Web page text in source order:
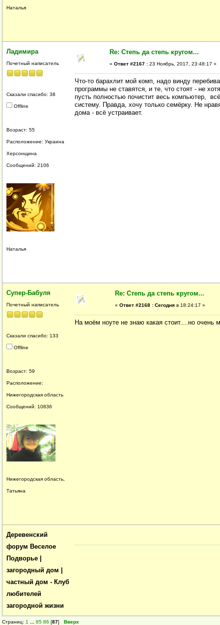
Наталья
Ладимира
Почетный написатель
Сказали спасибо: 38
Offline
Возраст: 55
Расположение: Украина
Херсонщина
Сообщений: 2106
Наталья
Re: Степь да степь кругом...
« Ответ #2167 : 23 Ноябрь, 2017, 23:48:17 »
Что-то барахлит мой комп, надо винду
программы не ставятся, и те, что стоят - не
пусть полностью почистит весь компьютер,
систему. Правда, хочу только семёрку. Не
дома - всё устраивает.
Супер-Бабуля
Почетный написатель
Сказали спасибо: 133
Offline
Возраст: 59
Расположение:
Нижегородская область
Сообщений: 10836
Нижегородская область,
Татьяна
Re: Степь да степь кругом...
« Ответ #2168 : Сегодня в 18:24:17 »
На моём ноуте не знаю какая стоит....но очень
Деревенский
форум Веселое
Подворье |
загородный дом |
частный дом - Клуб
любителей
загородной жизни
Страниц: 1 85 86 [87] Вверх